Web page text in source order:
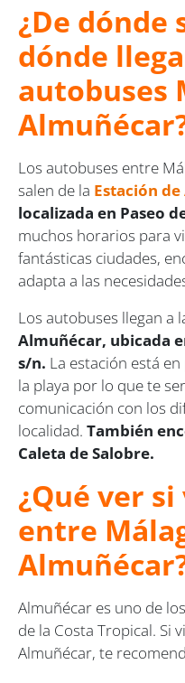
¿De dónde
dónde
autobuses
Los autobuses entre
salen de la Estación
localizada en Paseo
muchos horarios para
fantásticas ciudades,
adapta a las
Los autobuses llegan a
Almuñécar, ubicada
s/n. La estación está
la playa por lo que te
comunicación con los
localidad. También
Caleta de Salobre.
¿Qué ver
entre
Almuñécar es uno de
de la Costa Tropical. Si
Almuñécar, te